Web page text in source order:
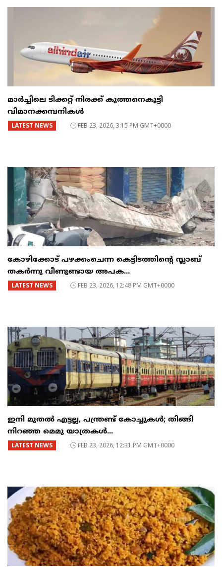
മാർച്ചിലെ ടിക്കറ്റ് നിരക്ക് കുത്തനെകൂട്ടി
വിമാനക്കമ്പനികൾ
LATEST NEWS FEB 23, 2026, 3:15 PM GMT+0000
കോഴിക്കോട് പഴക്കംചെന്ന കെട്ടിടത്തിന്റെ സ്ലാബ്
തകർന്നു വീണുണ്ടായ അപക...
LATEST NEWS FEB 23, 2026, 12:48 PM GMT+0000
ഇനി മുതൽ എട്ടല്ല, പന്ത്രണ്ട് കോച്ചുകള്‍; തിങ്ങി
നിറഞ്ഞ മെമു യാത്രകൾ...
LATEST NEWS FEB 23, 2026, 12:31 PM GMT+0000